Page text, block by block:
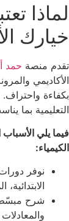
لماذا
خيارك
تقدم منصة حمد
الأكاديمي
بكفاءة واحتراف.
التعليمية بما
فيما يلي
الكيمياء:
نوفر
شرح مبسّط
والمعادلات